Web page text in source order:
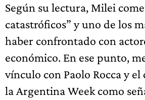
Según su lectura, Milei
catastróficos” y uno de los
haber confrontado con
económico. En ese punto,
vínculo con Paolo Rocca y
la Argentina Week como